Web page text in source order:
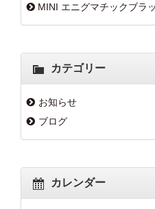
MINI エニグマチックブラ
カテゴリー
お知らせ
ブログ
カレンダー